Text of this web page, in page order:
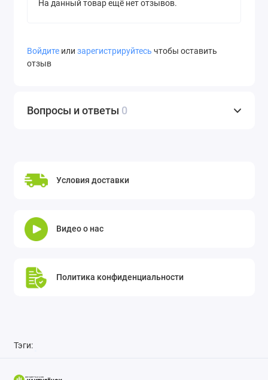
На данный товар ещё нет отзывов.
Войдите или зарегистрируйтесь чтобы оставить
отзыв
Вопросы и ответы 0
Условия доставки
Видео о нас
Политика конфиденциальности
Тэги: